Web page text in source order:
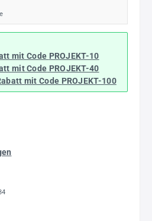
mit Code PROJEKT-10
mit Code PROJEKT-40
mit Code PROJEKT-100